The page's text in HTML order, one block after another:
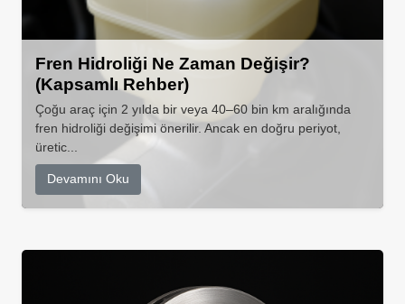
Fren Hidroliği Ne Zaman Değişir?
(Kapsamlı Rehber)
Çoğu araç için 2 yılda bir veya 40–60 bin km aralığında
fren hidroliği değişimi önerilir. Ancak en doğru periyot,
üretic...
Devamını Oku